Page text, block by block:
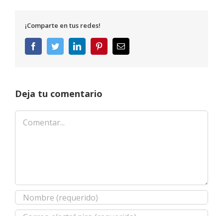
¡Comparte en tus redes!
FacebookTwitterLinkedInPinterestCorreo
electrónico
Deja tu comentario
Comentar